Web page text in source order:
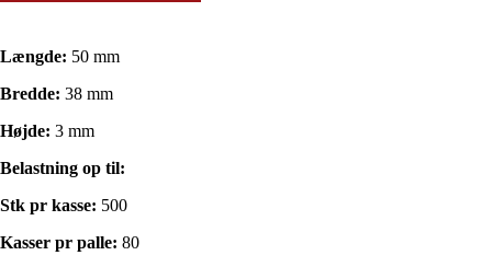
Længde: 50 mm
Bredde: 38 mm
Højde: 3 mm
Belastning op til:
Stk pr kasse: 500
Kasser pr palle: 80